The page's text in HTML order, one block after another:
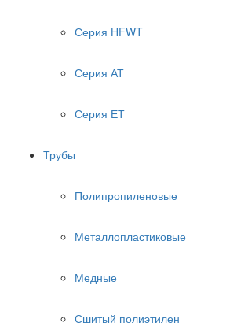
Серия HFWT
Серия АТ
Серия ЕТ
Трубы
Полипропиленовые
Металлопластиковые
Медные
Сшитый полиэтилен